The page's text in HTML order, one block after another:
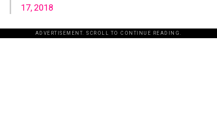
17, 2018
ADVERTISEMENT. SCROLL TO CONTINUE READING.